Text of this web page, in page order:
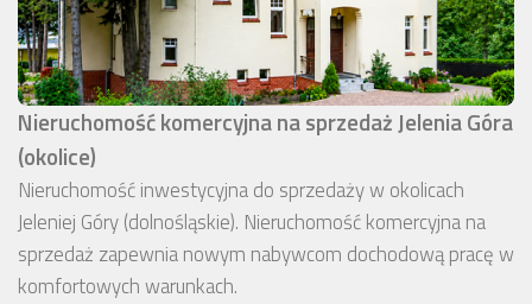
Nieruchomość komercyjna na sprzedaż Jelenia Góra
(okolice)
Nieruchomość inwestycyjna do sprzedaży w okolicach
Jeleniej Góry (dolnośląskie). Nieruchomość komercyjna na
sprzedaż zapewnia nowym nabywcom dochodową pracę w
komfortowych warunkach.